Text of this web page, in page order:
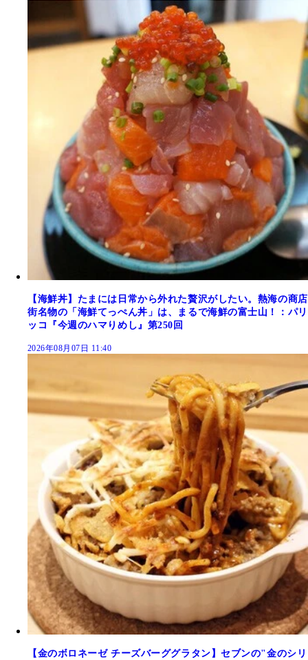
【海鮮丼】たまには日常から外れた贅沢がしたい。熱海の商店
街名物の「海鮮てっぺん丼」は、まるで海鮮の富士山！：パリ
ッコ『今週のハマりめし』第250回
2026年08月07日 11:40
【金のボロネーゼ チーズバーググラタン】セブンの"金のシリ